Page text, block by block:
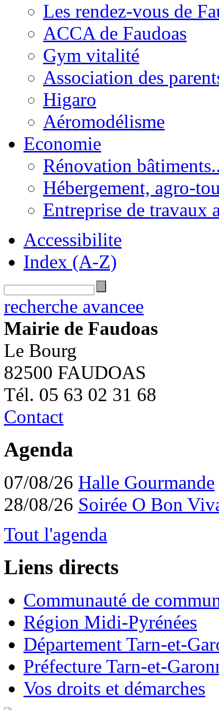
Les rendez-vous de
ACCA de Faudoas
Gym vitalité
Association des
Higaro
Aéromodélisme
Economie
Rénovation
Hébergement, agro-
Entreprise de travaux
Accessibilite
Index (A-Z)
recherche avancee
Mairie de Faudoas
Le Bourg
82500 FAUDOAS
Tél. 05 63 02 31 68
Contact
Agenda
07/08/26 Halle Gourmande
28/08/26 Soirée O Bon
Tout l'agenda
Liens directs
Communauté de
Région Midi-Pyrénées
Département Tarn-et-
Préfecture Tarn-et-
Vos droits et démarches